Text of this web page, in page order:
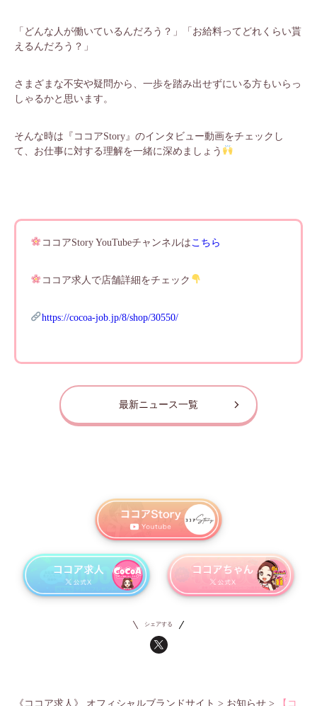
「どんな人が働いているんだろう？」「お給料ってどれくらい貰
えるんだろう？」
さまざまな不安や疑問から、一歩を踏み出せずにいる方もいらっ
しゃるかと思います。
そんな時は『ココアStory』のインタビュー動画をチェックし
て、お仕事に対する理解を一緒に深めましょう
ココアStory YouTubeチャンネルはこちら
ココア求人で店舗詳細をチェック
https://cocoa-job.jp/8/shop/30550/
最新ニュース一覧
シェアする
《ココア求人》 オフィシャルブランドサイト > お知らせ > 【コ